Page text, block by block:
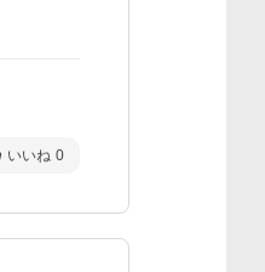
いいね 0